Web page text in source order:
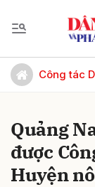
Công tác
Quảng
được
Huyện
Gửi bình luận